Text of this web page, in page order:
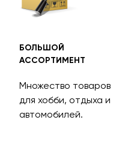
БОЛЬШОЙ
АССОРТИМЕНТ
Множество товаров
для хобби, отдыха и
автомобилей.